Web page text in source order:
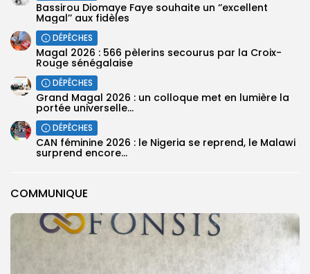
COMMUNIQUE
Bassirou Diomaye Faye souhaite un ‘’excellent
Magal’’ aux fidèles
DÉPÊCHES
Magal 2026 : 566 pèlerins secourus par la Croix-
Rouge sénégalaise
DÉPÊCHES
Grand Magal 2026 : un colloque met en lumière la
portée universelle...
DÉPÊCHES
‎CAN féminine 2026 : le Nigeria se reprend, le Malawi
surprend encore...